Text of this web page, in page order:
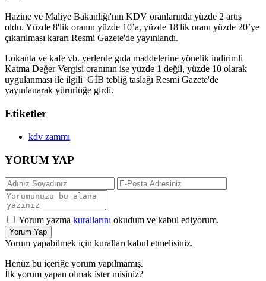
Hazine ve Maliye Bakanlığı'nın KDV oranlarında yüzde 2 artış
oldu. Yüzde 8'lik oranın yüzde 10’a, yüzde 18'lik oranı yüzde 20’ye
çıkarılması kararı Resmi Gazete'de yayınlandı.
Lokanta ve kafe vb. yerlerde gıda maddelerine yönelik indirimli
Katma Değer Vergisi oranının ise yüzde 1 değil, yüzde 10 olarak
uygulanması ile ilgili GİB tebliğ taslağı Resmi Gazete'de
yayınlanarak yürürlüğe girdi.
Etiketler
kdv zammı
YORUM YAP
Yorum yazma kurallarını okudum ve kabul ediyorum.
Yorum Yap
Yorum yapabilmek için kuralları kabul etmelisiniz.
Henüz bu içeriğe yorum yapılmamış.
İlk yorum yapan olmak ister misiniz?